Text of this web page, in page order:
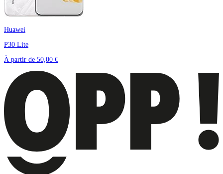
Huawei
P30 Lite
À partir de 50,00 €